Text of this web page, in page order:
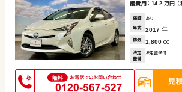
諸費用： 14.2 万円
保証 あり
年式
2017 年
排気 1,800 cc
法定
整備
法定整備付